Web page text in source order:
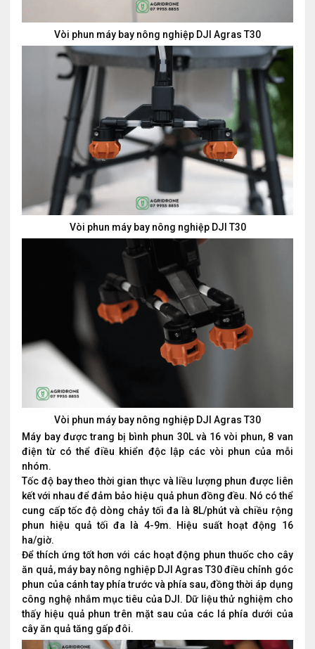
Vòi phun máy bay nông nghiệp DJI Agras T30
Vòi phun máy bay nông nghiệp DJI T30
Vòi phun máy bay nông nghiệp DJI Agras T30
Máy bay được trang bị bình phun 30L và 16 vòi phun, 8 van
điện từ có thể điều khiển độc lập các vòi phun của mỗi
nhóm.
Tốc độ bay theo thời gian thực và liều lượng phun được liên
kết với nhau để đảm bảo hiệu quả phun đồng đều. Nó có thể
cung cấp tốc độ dòng chảy tối đa là 8L/phút và chiều rộng
phun hiệu quả tối đa là 4-9m. Hiệu suất hoạt động 16
ha/giờ.
Để thích ứng tốt hơn với các hoạt động phun thuốc cho cây
ăn quả, máy bay nông nghiệp DJI Agras T30 điều chỉnh góc
phun của cánh tay phía trước và phía sau, đồng thời áp dụng
công nghệ nhắm mục tiêu của DJI. Dữ liệu thử nghiệm cho
thấy hiệu quả phun trên mặt sau của các lá phía dưới của
cây ăn quả tăng gấp đôi.